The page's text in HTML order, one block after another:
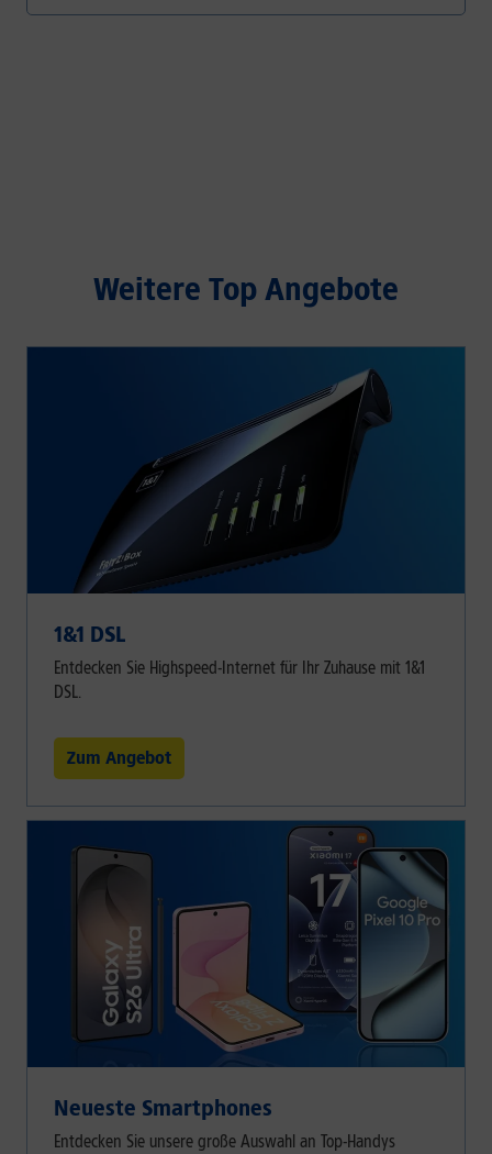
Weitere Top Angebote
1&1 DSL
Entdecken Sie Highspeed-Internet für Ihr Zuhause mit 1&1
DSL.
Zum Angebot
Neueste Smartphones
Entdecken Sie unsere große Auswahl an Top-Handys